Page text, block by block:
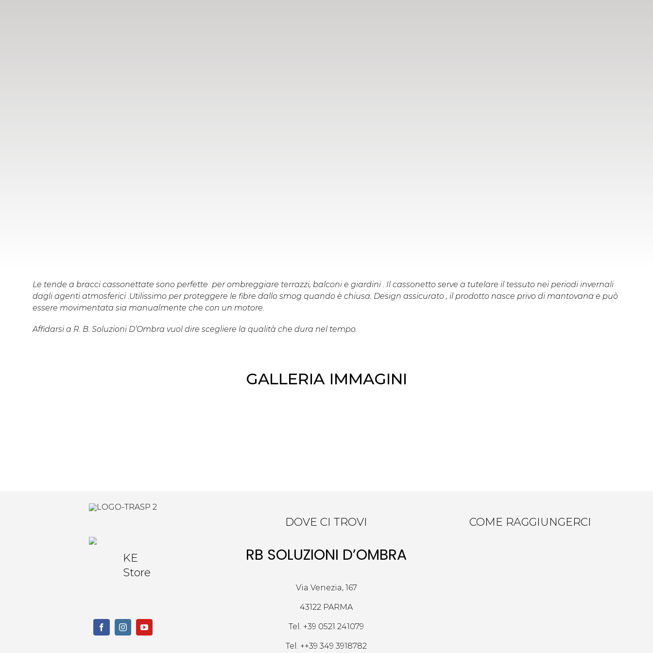
Le tende a bracci cassonettate sono perfette per ombreggiare terrazzi, balconi e giardini. Il cassonetto serve a tutelare il tessuto nei periodi invernali
dagli agenti atmosferici .Utilissimo per proteggere le fibre dallo smog quando è chiusa. Design assicurato , il prodotto nasce privo di mantovana e può
essere movimentata sia manualmente che con un motore.
Affidarsi a R. B. Soluzioni D’Ombra vuol dire scegliere la qualità che dura nel tempo.
GALLERIA IMMAGINI
KE
Store
DOVE CI TROVI
RB SOLUZIONI D’OMBRA
Via Venezia, 167
43122 PARMA
Tel. +39 0521 241079
Tel. ++39 349 3918782
COME RAGGIUNGERCI